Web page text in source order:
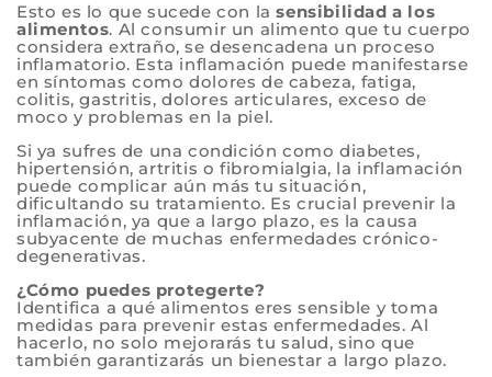
Esto es lo que sucede con lasensibilidad a los
alimentos. Al consumir un alimento que tu cuerpo
considera extraño, se desencadena un proceso
inflamatorio. Esta inflamación puede manifestarse
en síntomas como dolores de cabeza, fatiga,
colitis, gastritis, dolores articulares, exceso de
moco y problemas en la piel.
Si ya sufres de una condición como diabetes,
hipertensión, artritis o fibromialgia, la inflamación
puede complicar aún más tu situación,
dificultando su tratamiento. Es crucial prevenir la
inflamación, ya que a largo plazo, es la causa
subyacente de muchas enfermedades crónico-
degenerativas.
¿Cómo puedes protegerte?
Identifica a qué alimentos eres sensible y toma
medidas para prevenir estas enfermedades. Al
hacerlo, no solo mejorarás tu salud, sino que
también garantizarás un bienestar a largo plazo.